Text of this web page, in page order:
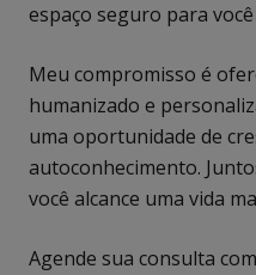
espaço seguro para
Meu compromisso é
humanizado e
uma oportunidade de
autoconhecimento.
você alcance uma vida
Agende sua consulta